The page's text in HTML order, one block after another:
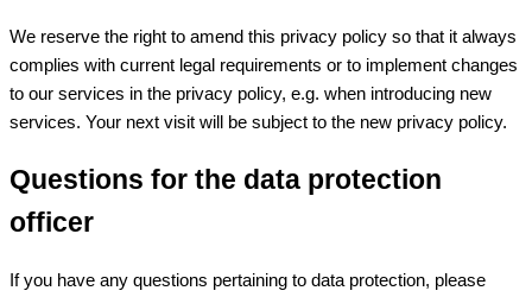
We reserve the right to amend this privacy policy so that it always
complies with current legal requirements or to implement changes
to our services in the privacy policy, e.g. when introducing new
services. Your next visit will be subject to the new privacy policy.
Questions for the data protection
officer
If you have any questions pertaining to data protection, please